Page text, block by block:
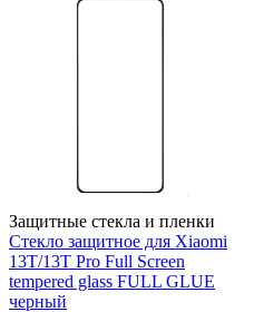
Защитные стекла и пленки
Стекло защитное для Xiaomi
13T/13T Pro Full Screen
tempered glass FULL GLUE
черный